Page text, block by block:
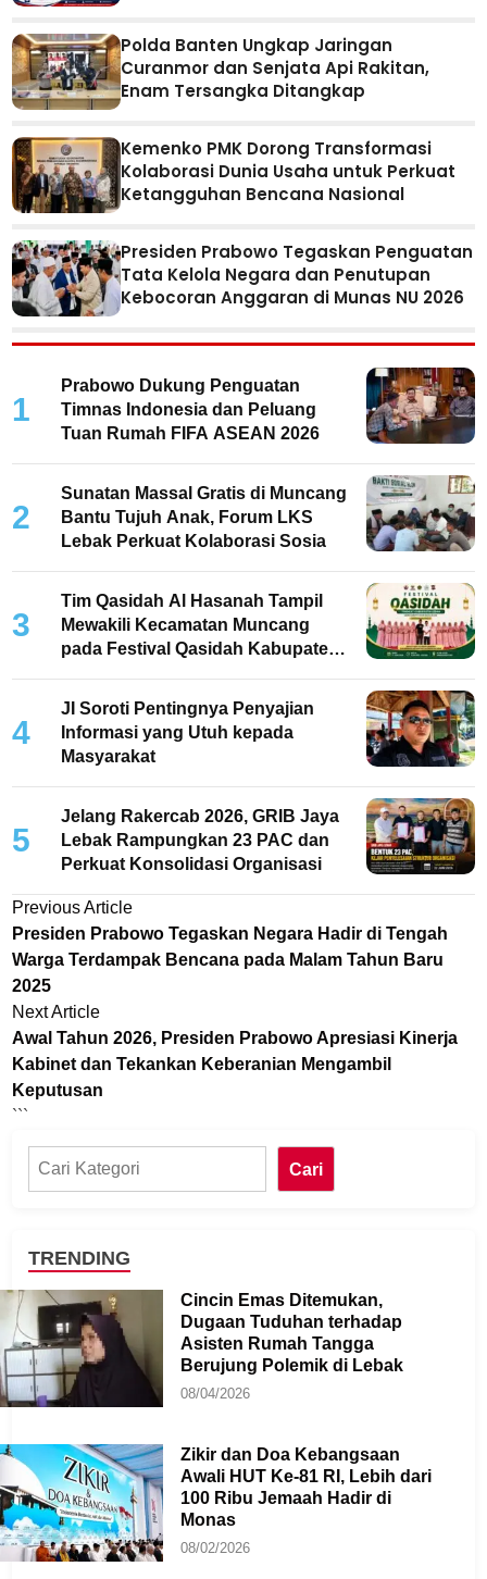
Polda Banten Ungkap Jaringan
Curanmor dan Senjata Api Rakitan,
Enam Tersangka Ditangkap
Kemenko PMK Dorong Transformasi
Kolaborasi Dunia Usaha untuk Perkuat
Ketangguhan Bencana Nasional
Presiden Prabowo Tegaskan Penguatan
Tata Kelola Negara dan Penutupan
Kebocoran Anggaran di Munas NU 2026
1
Prabowo Dukung Penguatan
Timnas Indonesia dan Peluang
Tuan Rumah FIFA ASEAN 2026
2
Sunatan Massal Gratis di Muncang
Bantu Tujuh Anak, Forum LKS
Lebak Perkuat Kolaborasi Sosia
3
Tim Qasidah Al Hasanah Tampil
Mewakili Kecamatan Muncang
pada Festival Qasidah Kabupaten
4
JI Soroti Pentingnya Penyajian
Informasi yang Utuh kepada
Masyarakat
5
Jelang Rakercab 2026, GRIB Jaya
Lebak Rampungkan 23 PAC dan
Perkuat Konsolidasi Organisasi
Navigasi
pos
Previous ArticlePrevious
article:
Presiden Prabowo Tegaskan Negara Hadir di Tengah
Warga Terdampak Bencana pada Malam Tahun Baru
2025
Next ArticleNext
article:
Awal Tahun 2026, Presiden Prabowo Apresiasi Kinerja
Kabinet dan Tekankan Keberanian Mengambil
Keputusan
```
Cari
Cari
TRENDING
Cincin Emas Ditemukan,
Dugaan Tuduhan terhadap
Asisten Rumah Tangga
Berujung Polemik di Lebak
08/04/2026
Zikir dan Doa Kebangsaan
Awali HUT Ke-81 RI, Lebih dari
100 Ribu Jemaah Hadir di
Monas
08/02/2026